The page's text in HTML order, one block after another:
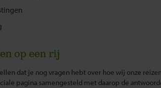
op een rij
dat je nog vragen hebt over hoe wij onze
pagina samengesteld met daarop de